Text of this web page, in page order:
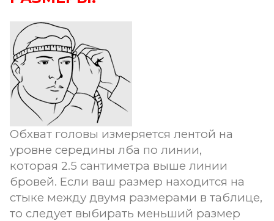
Обхват головы измеряется лентой на
уровне середины лба по линии,
которая 2.5 сантиметра выше линии
бровей. Если ваш размер находится на
стыке между двумя размерами в таблице,
то следует выбирать меньший размер